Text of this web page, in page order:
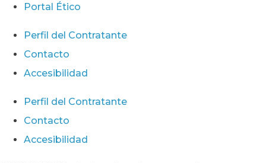
Portal Ético
Perfil del Contratante
Contacto
Accesibilidad
Perfil del Contratante
Contacto
Accesibilidad